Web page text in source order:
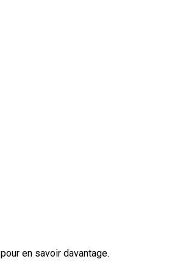
en savoir davantage.